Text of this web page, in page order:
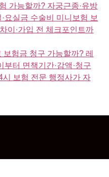
가능할까? 자궁근종·유방
요실금 수술비 미니보험 보
이·가입 전 체크포인트까
험금 청구 가능할까? 레
부터 면책기간·감액·청구
시 보험 전문 행정사가 자